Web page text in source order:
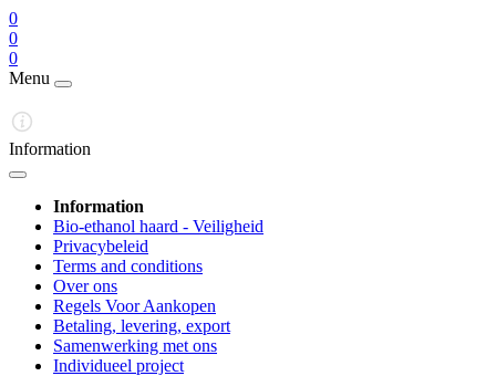
0
0
0
Menu
Information
Information
Bio-ethanol haard - Veiligheid
Privacybeleid
Terms and conditions
Over ons
Regels Voor Aankopen
Betaling, levering, export
Samenwerking met ons
Individueel project